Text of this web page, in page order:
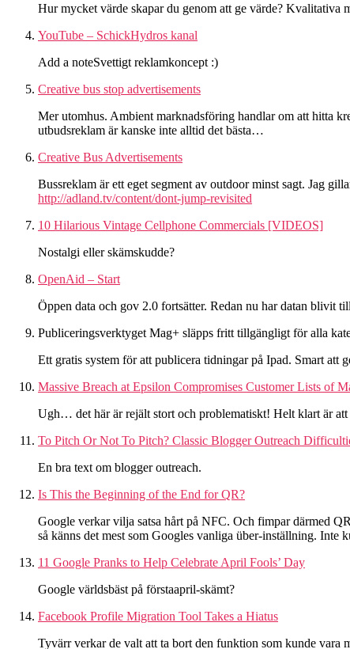
Hur mycket värde skapar du genom att ge värde? Kvalitativa
YouTube – SchickHydros kanal
Add a noteSvettigt reklamkoncept :)
Creative bus stop advertisements
Mer utomhus. Ambient marknadsföring handlar om att hitta
utbudsreklam är kanske inte alltid det bästa…
Creative Bus Advertisements
Bussreklam är ett eget segment av outdoor minst sagt. Jag
http://adland.tv/content/dont-jump-revisited
10 Hilarious Vintage Cellphone Commercials [VIDEOS]
Nostalgi eller skämskudde?
OpenAid – Start
Öppen data och gov 2.0 fortsätter. Redan nu har datan blivit
Publiceringsverktyget Mag+ släpps fritt tillgängligt för alla
Ett gratis system för att publicera tidningar på Ipad. Smart att
Massive Breach at Epsilon Compromises Customer Lists of
Ugh… det här är rejält stort och problematiskt! Helt klart är att
To Pitch Or Not To Pitch? Classic Blogger Outreach
En bra text om blogger outreach.
Is This the Beginning of the End for QR?
Google verkar vilja satsa hårt på NFC. Och fimpar därmed
så känns det mest som Googles vanliga über-inställning. Inte
11 Google Pranks to Help Celebrate April Fools’ Day
Google världsbäst på förstaapril-skämt?
Facebook Profile Migration Tool Takes a Hiatus
Tyvärr verkar de valt att ta bort den funktion som kunde